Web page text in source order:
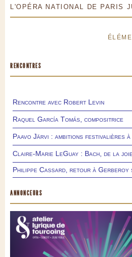
L'OPÉRA NATIONAL DE PARIS
RENCONTRES
Rencontre avec Robert Levin
Raquel García Tomás, compositrice
Paavo Järvi : ambitions festivalières
Claire-Marie LeGuay : Bach, de la
Philippe Cassard, retour à Gerberoy
ANNONCEURS